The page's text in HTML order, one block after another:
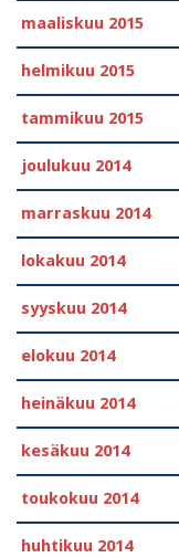
maaliskuu 2015
helmikuu 2015
tammikuu 2015
joulukuu 2014
marraskuu 2014
lokakuu 2014
syyskuu 2014
elokuu 2014
heinäkuu 2014
kesäkuu 2014
toukokuu 2014
huhtikuu 2014